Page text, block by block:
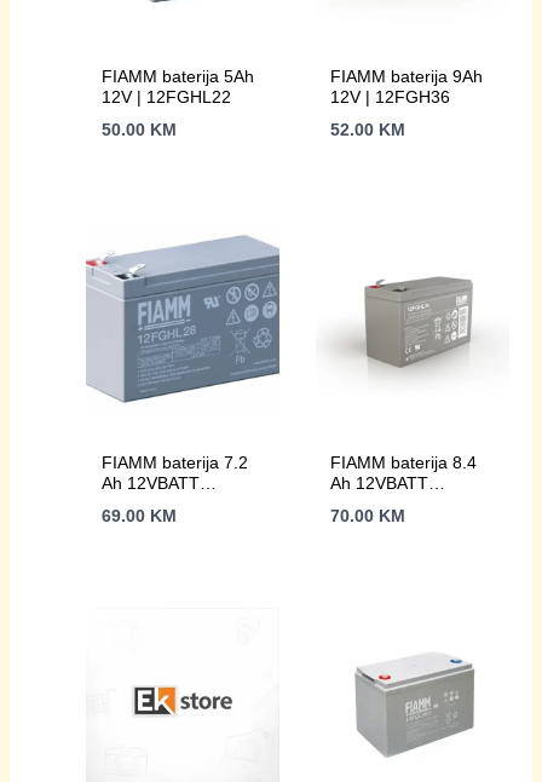
FIAMM baterija 5Ah
12V | 12FGHL22
50.00 KM
FIAMM baterija 9Ah
12V | 12FGH36
52.00 KM
FIAMM baterija 7.2
Ah 12VBATT
7.2Ah
69.00 KM
FIAMM baterija 8.4
Ah 12VBATT
8.4Ah
70.00 KM